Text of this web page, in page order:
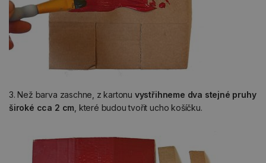
3. Než barva zaschne, z kartonu vystřihneme dva stejné pruhy
široké cca 2 cm , které budou tvořit ucho košíčku.